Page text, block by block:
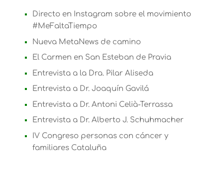
Directo en Instagram sobre el movimiento
#MeFaltaTiempo
Nueva MetaNews de camino
El Carmen en San Esteban de Pravia
Entrevista a la Dra. Pilar Aliseda
Entrevista a Dr. Joaquín Gavilá
Entrevista a Dr. Antoni Celià-Terrassa
Entrevista a Dr. Alberto J. Schuhmacher
IV Congreso personas con cáncer y
familiares Cataluña